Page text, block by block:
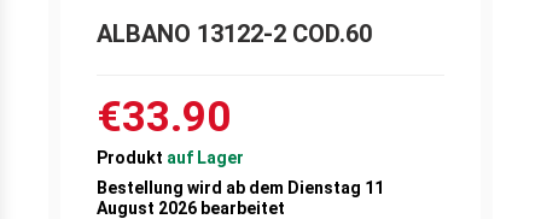
ALBANO 13122-2 COD.60
€33.90
Produkt auf Lager
Bestellung wird ab dem Dienstag 11
August 2026 bearbeitet